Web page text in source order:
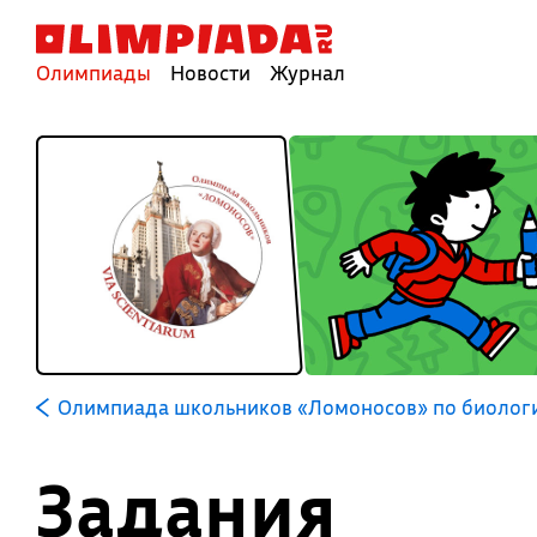
Олимпиады Новости Журнал
Олимпиада школьников «Ломоносов» по
Задания